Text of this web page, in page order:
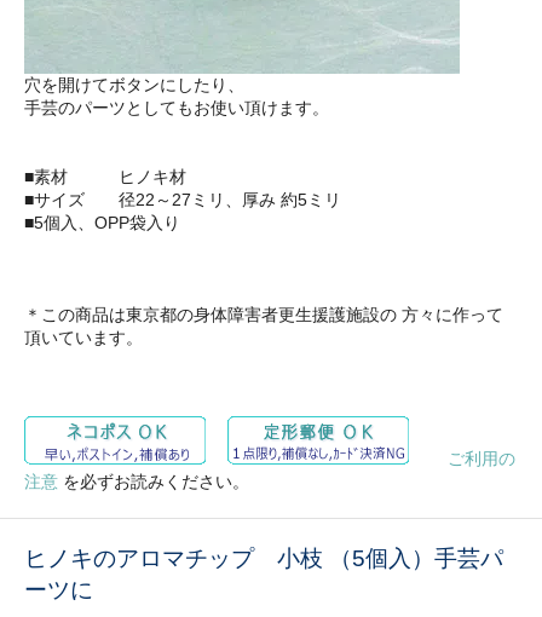
穴を開けてボタンにしたり、
手芸のパーツとしてもお使い頂けます。
■素材 ヒノキ材
■サイズ 径22～27ミリ、厚み 約5ミリ
■5個入、OPP袋入り
＊この商品は東京都の身体障害者更生援護施設の 方々に作って
頂いています。
ご利用の
注意 を必ずお読みください。
ヒノキのアロマチップ 小枝 （5個入）手芸パ
ーツに